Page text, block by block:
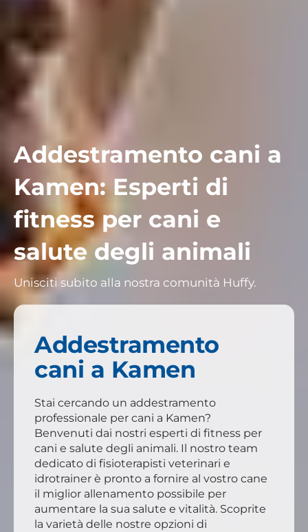
Addestramento cani a
Kamen: Esperti di
fitness per cani e
salute degli animali
Unisciti subito alla nostra comunità Huffy.
Addestramento
cani a Kamen
Stai cercando un addestramento
professionale per cani a Kamen?
Benvenuti dai nostri esperti di fitness per
cani e salute degli animali. Il nostro team
dedicato di fisioterapisti veterinari e
idrotrainer è pronto a fornire al vostro cane
il miglior allenamento possibile per
aumentare la sua salute e vitalità. Scoprite
la varietà delle nostre opzioni di